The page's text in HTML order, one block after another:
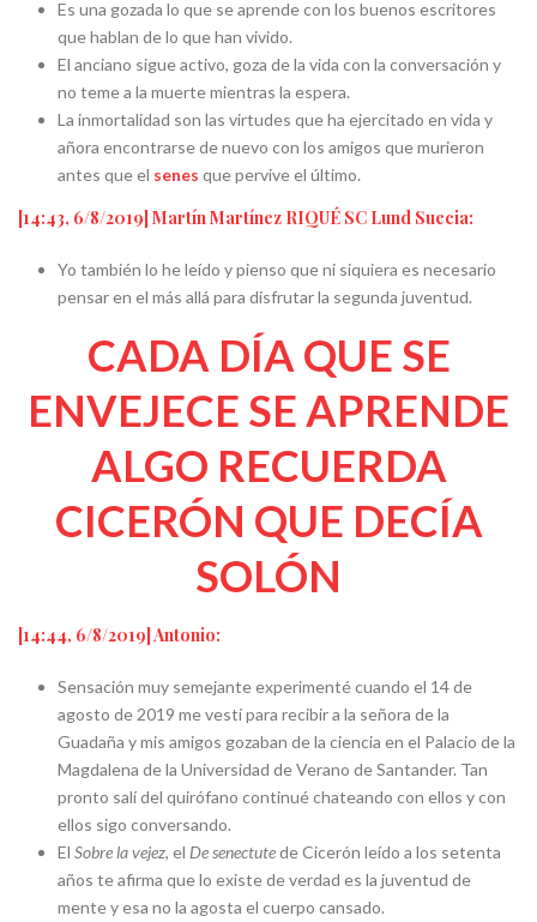
Es una gozada lo que se aprende con los buenos escritores
que hablan de lo que han vivido.
El anciano sigue activo, goza de la vida con la conversación y
no teme a la muerte mientras la espera.
La inmortalidad son las virtudes que ha ejercitado en vida y
añora encontrarse de nuevo con los amigos que murieron
antes que el senes que pervive el último.
[14:43, 6/8/2019] Martín Martínez RIQUÉ SC Lund Suecia:
Yo también lo he leído y pienso que ni siquiera es necesario
pensar en el más allá para disfrutar la segunda juventud.
CADA DÍA QUE SE
ENVEJECE SE APRENDE
ALGO RECUERDA
CICERÓN QUE DECÍA
SOLÓN
[14:44, 6/8/2019] Antonio:
Sensación muy semejante experimenté cuando el 14 de
agosto de 2019 me vestí para recibir a la señora de la
Guadaña y mis amigos gozaban de la ciencia en el Palacio de la
Magdalena de la Universidad de Verano de Santander. Tan
pronto salí del quirófano continué chateando con ellos y con
ellos sigo conversando.
El Sobre la vejez, el De senectutede Cicerón leído a los setenta
años te afirma que lo existe de verdad es la juventud de
mente y esa no la agosta el cuerpo cansado.